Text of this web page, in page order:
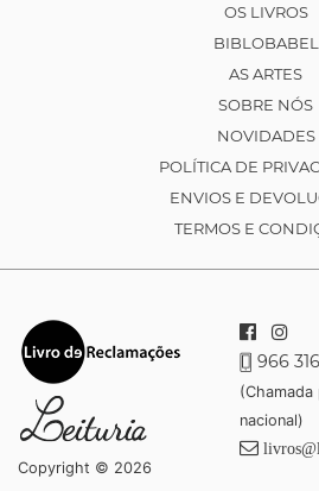
OS LIVROS
BIBLOBABEL
AS ARTES
SOBRE NÓS
NOVIDADES
POLÍTICA DE
ENVIOS E
TERMOS E
Copyright © 2026
966
(Chamada
nacional)